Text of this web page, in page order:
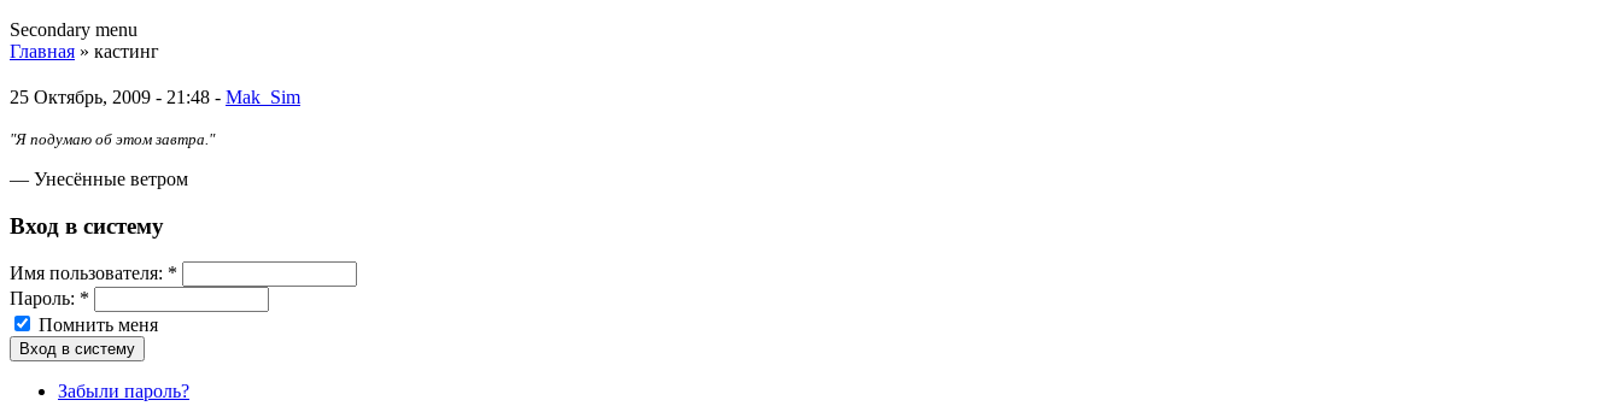
Secondary menu
Главная » кастинг
25 Октябрь, 2009 - 21:48 - Mak_Sim
"Я подумаю об этом завтра."
— Унесённые ветром
Вход в систему
Имя пoльзовaтeля: *
Пароль: *
Помнить меня
Забыли пароль?